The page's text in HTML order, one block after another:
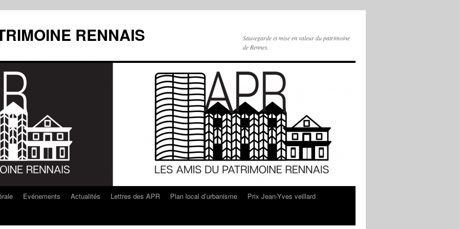
RENNAIS
Sauvegarde et mise en valeur du patrimoine
de Rennes.
Evénements Actualités Lettres des APR Plan local d’urbanisme
Prix Jean-Yves veillard